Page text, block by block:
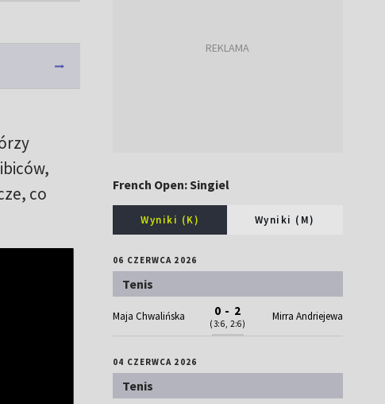
co
French Open: Singiel
Wyniki (K) Wyniki (M)
06 CZERWCA 2026
Tenis
Maja Chwalińska 0 - 2
(3:6, 2:6)
Mirra Andriejewa
04 CZERWCA 2026
Tenis